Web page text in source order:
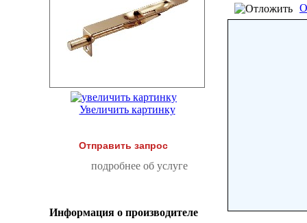
Увеличить картинку
Отправить запрос
подробнее об услуге
Информация о производителе